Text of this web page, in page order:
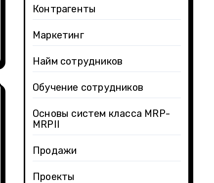
Контрагенты
Маркетинг
Найм сотрудников
Обучение сотрудников
Основы систем класса MRP-
MRPII
Продажи
Проекты